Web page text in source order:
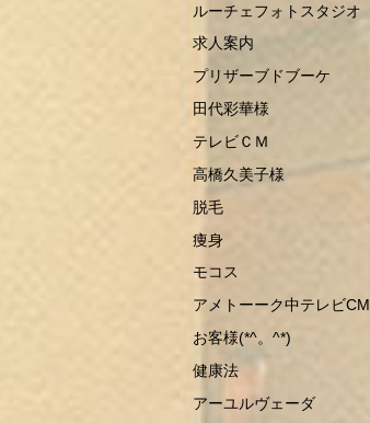
ルーチェフォトスタジオ
求人案内
プリザーブドブーケ
田代彩華様
テレビＣＭ
高橋久美子様
脱毛
痩身
モコス
アメトーーク中テレビCM
お客様(*^。^*)
健康法
アーユルヴェーダ